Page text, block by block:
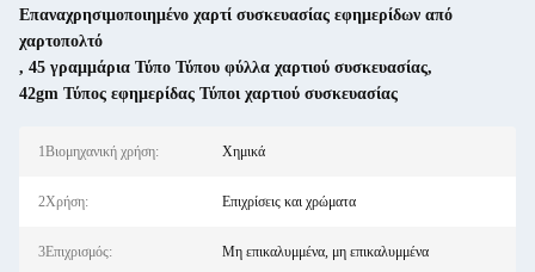
Επαναχρησιμοποιημένο χαρτί συσκευασίας εφημερίδων από
χαρτοπολτό
, 45 γραμμάρια Τύπο Τύπου φύλλα χαρτιού συσκευασίας,
42gm Τύπος εφημερίδας Τύποι χαρτιού συσκευασίας
1Βιομηχανική χρήση: Χημικά
2Χρήση: Επιχρίσεις και χρώματα
3Επιχρισμός: Μη επικαλυμμένα, μη επικαλυμμένα